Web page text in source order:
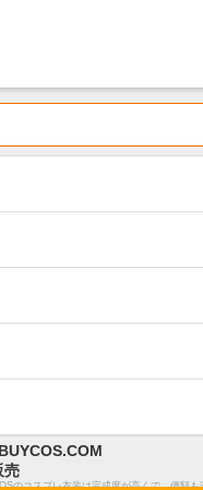
売
コスプレ衣装は完成度が高くで、価額